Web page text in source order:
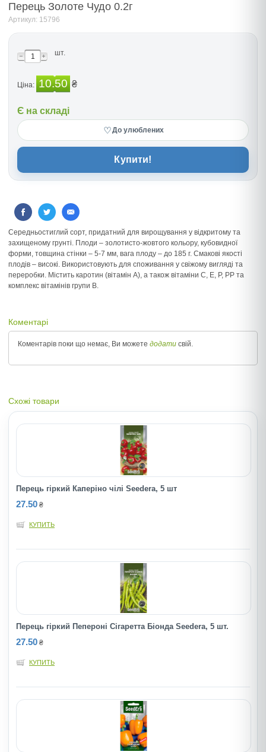
Перець Золоте Чудо 0.2г
Артикул: 15796
шт.
Ціна: 10.50 ₴
Є на складі
♡До улюблених
Купити!
Середньостиглий сорт, придатний для вирощування у відкритому та
захищеному грунті. Плоди – золотисто-жовтого кольору, кубовидної
форми, товщина стінки – 5-7 мм, вага плоду – до 185 г. Смакові якості
плодів – високі. Використовують для споживання у свіжому вигляді та
переробки. Містить каротин (вітамін А), а також вітаміни С, Е, Р, РР та
комплекс вітамінів групи В.
Коментарі
Коментарів поки що немає, Ви можете додати свій.
Схожі товари
Перець гіркий Каперіно чілі Seedera, 5 шт
27.50 ₴
КУПИТЬ
Перець гіркий Пепероні Сігаретта Біонда Seedera, 5 шт.
27.50 ₴
КУПИТЬ